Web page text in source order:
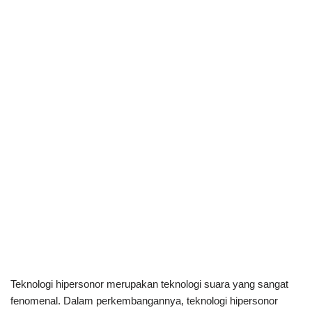
Teknologi hipersonor merupakan teknologi suara yang sangat
fenomenal. Dalam perkembangannya, teknologi hipersonor